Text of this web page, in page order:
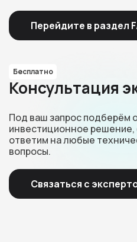
Перейдите в раздел
Бесплатно
Консультация
Под ваш запрос подберём
инвестиционное решение,
ответим на любые
вопросы.
Связаться с